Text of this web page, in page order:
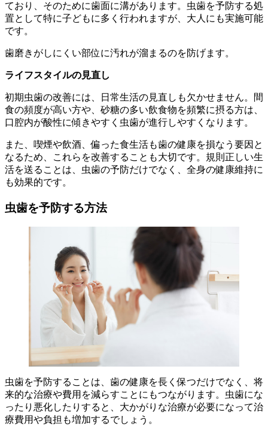
ており、そのために歯面に溝があります。虫歯を予防する処
置として特に子どもに多く行われますが、大人にも実施可能
です。
歯磨きがしにくい部位に汚れが溜まるのを防げます。
ライフスタイルの見直し
初期虫歯の改善には、日常生活の見直しも欠かせません。間
食の頻度が高い方や、砂糖の多い飲食物を頻繁に摂る方は、
口腔内が酸性に傾きやすく虫歯が進行しやすくなります。
また、喫煙や飲酒、偏った食生活も歯の健康を損なう要因と
なるため、これらを改善することも大切です。規則正しい生
活を送ることは、虫歯の予防だけでなく、全身の健康維持に
も効果的です。
虫歯を予防する方法
虫歯を予防することは、歯の健康を長く保つだけでなく、将
来的な治療や費用を減らすことにもつながります。虫歯にな
ったり悪化したりすると、大かがりな治療が必要になって治
療費用や負担も増加するでしょう。